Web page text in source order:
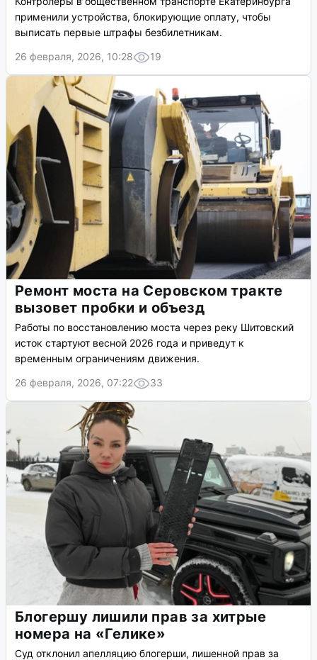
применили устройства, блокирующие оплату, чтобы
выписать первые штрафы безбилетникам.
26 февраля, 2026, 10:28
19
Ремонт моста на Серовском тракте
вызовет пробки и объезд
Работы по восстановлению моста через реку Шитовский
исток стартуют весной 2026 года и приведут к
временным ограничениям движения.
26 февраля, 2026, 07:22
33
Блогершу лишили прав за хитрые
номера на «Гелике»
Суд отклонил апелляцию блогерши, лишенной прав за